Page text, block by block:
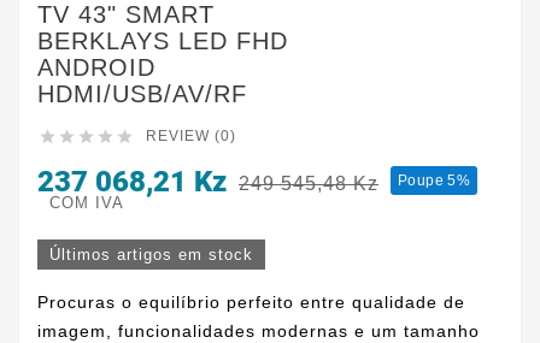
TV 43" SMART
BERKLAYS LED FHD
ANDROID
HDMI/USB/AV/RF
     REVIEW (0)
237 068,21 Kz 249 545,48 Kz Poupe 5%
COM IVA
Últimos artigos em stock
Procuras o equilíbrio perfeito entre qualidade de
imagem, funcionalidades modernas e um tamanho